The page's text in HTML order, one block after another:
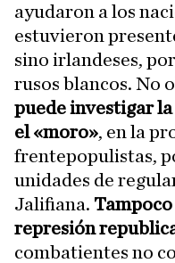
ayudaron a los
estuvieron
sino irlandeses,
rusos blancos. No
puede investigar
el «moro», en la
frentepopulistas,
unidades de
Jalifiana.
represión
combatientes no